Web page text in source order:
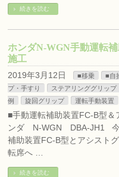
続きを読む
ホンダN-WGN手動運転
施工
2019年3月12日 ■移乗 ■自
プ・手すり
ステアリンググリップ
例
旋回グリップ 運転手動装置
■手動運転補助装置FC-B型
ンダ N-WGN DBA-JH1 今
補助装置FC-B型とアシスト
転席へ …
続きを読む